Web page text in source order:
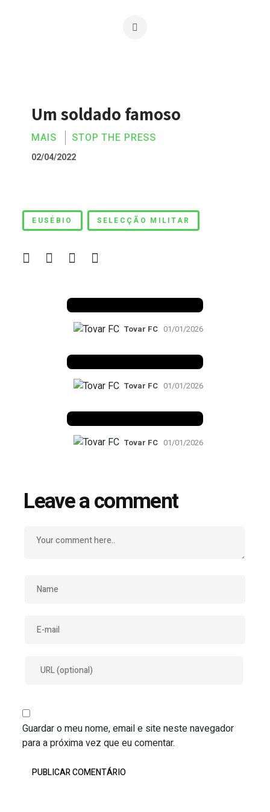
Um soldado famoso
MAIS STOP THE PRESS
02/04/2022
Um soldado famoso
EUSÉBIO SELECÇÃO MILITAR
Tovar FC 01/01/2026
Tovar FC 01/01/2026
Tovar FC 01/01/2026
Leave a comment
Guardar o meu nome, email e site neste navegador
para a próxima vez que eu comentar.